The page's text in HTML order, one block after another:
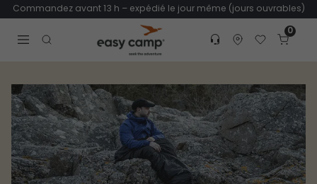
Commandez avant 13 h – expédié le jour même (jours ouvrables)
Open search modal
Customer service
Find dealer
Favorites
Cart
0